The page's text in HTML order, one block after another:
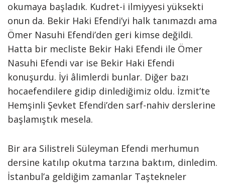
okumaya başladık. Kudret-i ilmiyyesi yüksekti
onun da. Bekir Haki Efendi’yi halk tanımazdı ama
Ömer Nasuhi Efendi’den geri kimse değildi.
Hatta bir mecliste Bekir Haki Efendi ile Ömer
Nasuhi Efendi var ise Bekir Haki Efendi
konuşurdu. İyi âlimlerdi bunlar. Diğer bazı
hocaefendilere gidip dinlediğimiz oldu. İzmit’te
Hemşinli Şevket Efendi’den sarf-nahiv derslerine
başlamıştık mesela.
Bir ara Silistreli Süleyman Efendi merhumun
dersine katılıp okutma tarzına baktım, dinledim.
İstanbul’a geldiğim zamanlar Taştekneler